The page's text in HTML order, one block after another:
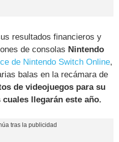
resultados financieros y
de consolas Nintendo
de Nintendo Switch Online,
balas en la recámara de
de videojuegos para su
llegarán este año.